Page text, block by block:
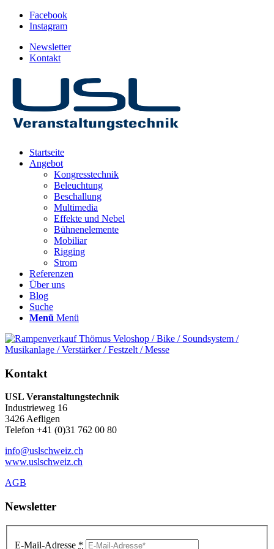
Facebook
Instagram
Newsletter
Kontakt
Startseite
Angebot
Kongresstechnik
Beleuchtung
Beschallung
Multimedia
Effekte und Nebel
Bühnenelemente
Mobiliar
Rigging
Strom
Referenzen
Über uns
Blog
Suche
Menü Menü
Kontakt
USL Veranstaltungstechnik
Industrieweg 16
3426 Aefligen
Telefon +41 (0)31 762 00 80
info@uslschweiz.ch
www.uslschweiz.ch
AGB
Newsletter
E-Mail-Adresse *